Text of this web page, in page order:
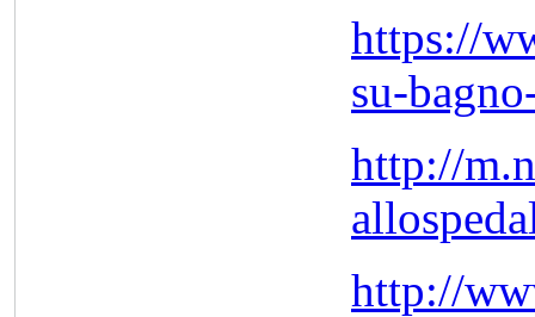
https://
su-
http://
http://